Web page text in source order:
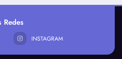
Redes
INSTAGRAM